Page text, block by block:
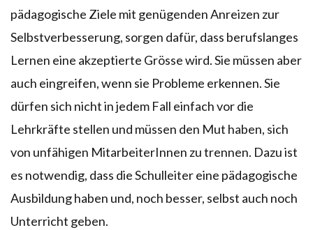
pädagogische Ziele mit genügenden Anreizen zur
Selbstverbesserung, sorgen dafür, dass berufslanges
Lernen eine akzeptierte Grösse wird. Sie müssen aber
auch eingreifen, wenn sie Probleme erkennen. Sie
dürfen sich nicht in jedem Fall einfach vor die
Lehrkräfte stellen und müssen den Mut haben, sich
von unfähigen MitarbeiterInnen zu trennen. Dazu ist
es notwendig, dass die Schulleiter eine pädagogische
Ausbildung haben und, noch besser, selbst auch noch
Unterricht geben.